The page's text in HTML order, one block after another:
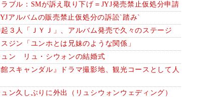
ブル：SMが訴え取り下げ＝JYJ発売禁止仮処分申請
アルバムの販売禁止仮処分の訴訟`踏み`
３人「ＪＹＪ」、アルバム発売で久々のステージ
ジン「ユンホとは兄妹のような関係」
ュン リュ・シウォンの結婚式
館スキャンダル』ドラマ撮影地、観光コースとして人
ン久しぶりに外出（リュシウォンウェディング）